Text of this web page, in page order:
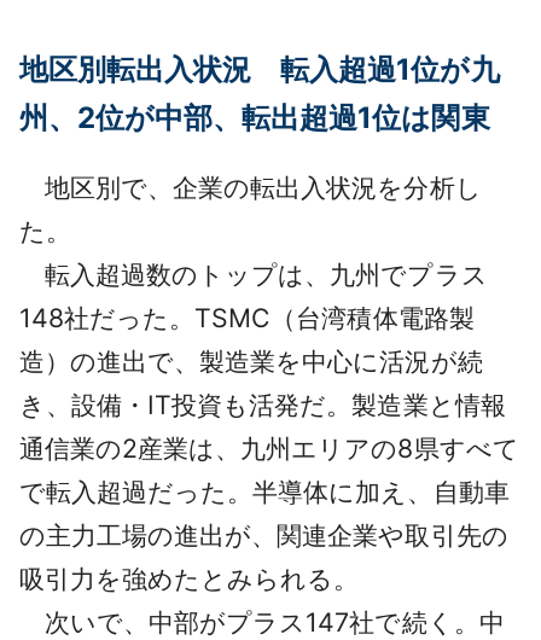
地区別転出入状況 転入超過1位が九
州、2位が中部、転出超過1位は関東
地区別で、企業の転出入状況を分析し
た。
転入超過数のトップは、九州でプラス
148社だった。TSMC（台湾積体電路製
造）の進出で、製造業を中心に活況が続
き、設備・IT投資も活発だ。製造業と情報
通信業の2産業は、九州エリアの8県すべて
で転入超過だった。半導体に加え、自動車
の主力工場の進出が、関連企業や取引先の
吸引力を強めたとみられる。
次いで、中部がプラス147社で続く。中